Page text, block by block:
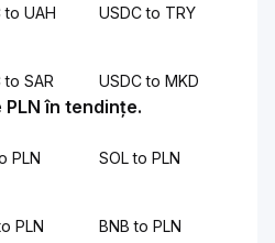
to UAH USDC to TRY
to SAR USDC to MKD
în tendințe.
PLN SOL to PLN
PLN BNB to PLN